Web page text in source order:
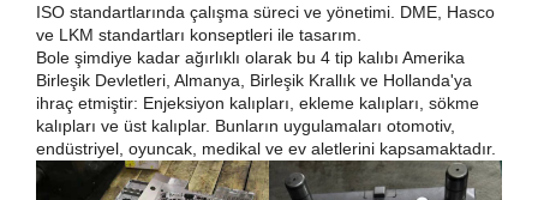
ISO standartlarında çalışma süreci ve yönetimi. DME, Hasco
ve LKM standartları konseptleri ile tasarım.
Bole şimdiye kadar ağırlıklı olarak bu 4 tip kalıbı Amerika
Birleşik Devletleri, Almanya, Birleşik Krallık ve Hollanda'ya
ihraç etmiştir: Enjeksiyon kalıpları, ekleme kalıpları, sökme
kalıpları ve üst kalıplar. Bunların uygulamaları otomotiv,
endüstriyel, oyuncak, medikal ve ev aletlerini kapsamaktadır.